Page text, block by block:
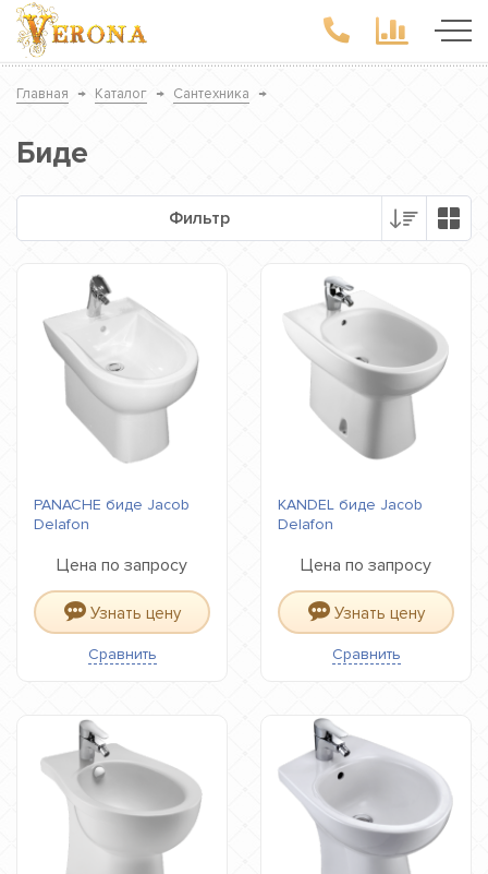
Главная → Каталог → Сантехника →
Биде
Фильтр
PANACHE биде Jacob
Delafon
Цена по запросу
Узнать цену
Сравнить
KANDEL биде Jacob
Delafon
Цена по запросу
Узнать цену
Сравнить